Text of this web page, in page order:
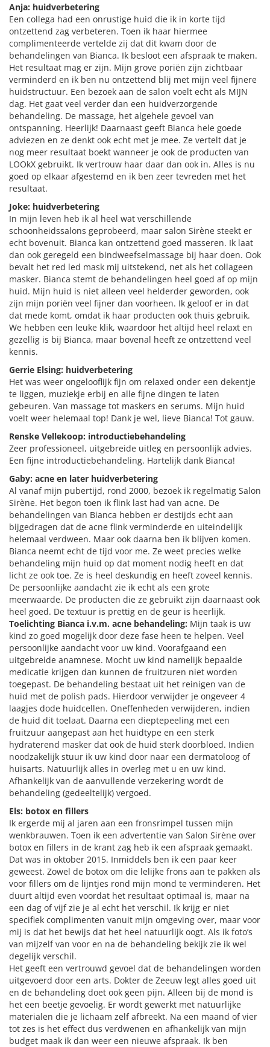
Anja: huidverbetering
Een collega had een onrustige huid die ik in korte tijd
ontzettend zag verbeteren. Toen ik haar hiermee
complimenteerde vertelde zij dat dit kwam door de
behandelingen van Bianca. Ik besloot een afspraak te maken.
Het resultaat mag er zijn. Mijn grove poriën zijn zichtbaar
verminderd en ik ben nu ontzettend blij met mijn veel fijnere
huidstructuur. Een bezoek aan de salon voelt echt als MIJN
dag. Het gaat veel verder dan een huidverzorgende
behandeling. De massage, het algehele gevoel van
ontspanning. Heerlijk! Daarnaast geeft Bianca hele goede
adviezen en ze denkt ook echt met je mee. Ze vertelt dat je
nog meer resultaat boekt wanneer je ook de producten van
LOOkX gebruikt. Ik vertrouw haar daar dan ook in. Alles is nu
goed op elkaar afgestemd en ik ben zeer tevreden met het
resultaat.
Joke: huidverbetering
In mijn leven heb ik al heel wat verschillende
schoonheidssalons geprobeerd, maar salon Sirène steekt er
echt bovenuit. Bianca kan ontzettend goed masseren. Ik laat
dan ook geregeld een bindweefselmassage bij haar doen. Ook
bevalt het red led mask mij uitstekend, net als het collageen
masker. Bianca stemt de behandelingen heel goed af op mijn
huid. Mijn huid is niet alleen veel helderder geworden, ook
zijn mijn poriën veel fijner dan voorheen. Ik geloof er in dat
dat mede komt, omdat ik haar producten ook thuis gebruik.
We hebben een leuke klik, waardoor het altijd heel relaxt en
gezellig is bij Bianca, maar bovenal heeft ze ontzettend veel
kennis.
Gerrie Elsing: huidverbetering
Het was weer ongelooflijk fijn om relaxed onder een dekentje
te liggen, muziekje erbij en alle fijne dingen te laten
gebeuren. Van massage tot maskers en serums. Mijn huid
voelt weer helemaal top! Dank je wel, lieve Bianca! Tot gauw.
Renske Vellekoop: introductiebehandeling
Zeer professioneel, uitgebreide uitleg en persoonlijk advies.
Een fijne introductiebehandeling. Hartelijk dank Bianca!
Gaby: acne en later huidverbetering
Al vanaf mijn pubertijd, rond 2000, bezoek ik regelmatig Salon
Sirène. Het begon toen ik flink last had van acne. De
behandelingen van Bianca hebben er destijds echt aan
bijgedragen dat de acne flink verminderde en uiteindelijk
helemaal verdween. Maar ook daarna ben ik blijven komen.
Bianca neemt echt de tijd voor me. Ze weet precies welke
behandeling mijn huid op dat moment nodig heeft en dat
licht ze ook toe. Ze is heel deskundig en heeft zoveel kennis.
De persoonlijke aandacht zie ik echt als een grote
meerwaarde. De producten die ze gebruikt zijn daarnaast ook
heel goed. De textuur is prettig en de geur is heerlijk.
Toelichting Bianca i.v.m. acne behandeling: Mijn taak is uw
kind zo goed mogelijk door deze fase heen te helpen. Veel
persoonlijke aandacht voor uw kind. Voorafgaand een
uitgebreide anamnese. Mocht uw kind namelijk bepaalde
medicatie krijgen dan kunnen de fruitzuren niet worden
toegepast. De behandeling bestaat uit het reinigen van de
huid met de polish pads. Hierdoor verwijder je ongeveer 4
laagjes dode huidcellen. Oneffenheden verwijderen, indien
de huid dit toelaat. Daarna een dieptepeeling met een
fruitzuur aangepast aan het huidtype en een sterk
hydraterend masker dat ook de huid sterk doorbloed. Indien
noodzakelijk stuur ik uw kind door naar een dermatoloog of
huisarts. Natuurlijk alles in overleg met u en uw kind.
Afhankelijk van de aanvullende verzekering wordt de
behandeling (gedeeltelijk) vergoed.
Els: botox en fillers
Ik ergerde mij al jaren aan een fronsrimpel tussen mijn
wenkbrauwen. Toen ik een advertentie van Salon Sirène over
botox en fillers in de krant zag heb ik een afspraak gemaakt.
Dat was in oktober 2015. Inmiddels ben ik een paar keer
geweest. Zowel de botox om die lelijke frons aan te pakken als
voor fillers om de lijntjes rond mijn mond te verminderen. Het
duurt altijd even voordat het resultaat optimaal is, maar na
een dag of vijf zie je al echt het verschil. Ik krijg er niet
specifiek complimenten vanuit mijn omgeving over, maar voor
mij is dat het bewijs dat het heel natuurlijk oogt. Als ik foto’s
van mijzelf van voor en na de behandeling bekijk zie ik wel
degelijk verschil.
Het geeft een vertrouwd gevoel dat de behandelingen worden
uitgevoerd door een arts. Dokter de Zeeuw legt alles goed uit
en de behandeling doet ook geen pijn. Alleen bij de mond is
het een beetje gevoelig. Er wordt gewerkt met natuurlijke
materialen die je lichaam zelf afbreekt. Na een maand of vier
tot zes is het effect dus verdwenen en afhankelijk van mijn
budget maak ik dan weer een nieuwe afspraak. Ik ben